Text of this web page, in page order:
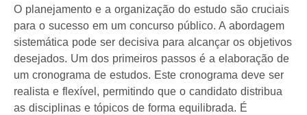
O planejamento e a organização do estudo são cruciais
para o sucesso em um concurso público. A abordagem
sistemática pode ser decisiva para alcançar os objetivos
desejados. Um dos primeiros passos é a elaboração de
um cronograma de estudos. Este cronograma deve ser
realista e flexível, permitindo que o candidato distribua
as disciplinas e tópicos de forma equilibrada. É